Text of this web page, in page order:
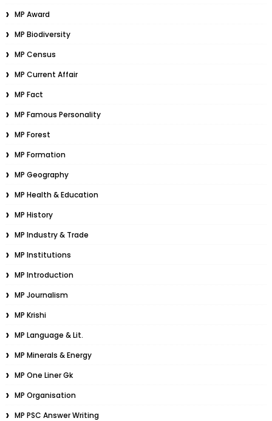
MP Award
MP Biodiversity
MP Census
MP Current Affair
MP Fact
MP Famous Personality
MP Forest
MP Formation
MP Geography
MP Health & Education
MP History
MP Industry & Trade
MP Institutions
MP Introduction
MP Journalism
MP Krishi
MP Language & Lit.
MP Minerals & Energy
MP One Liner Gk
MP Organisation
MP PSC Answer Writing